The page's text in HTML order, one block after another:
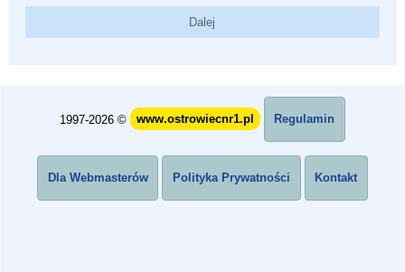
1997-2026 © www.ostrowiecnr1.pl Regulamin
Dla Webmasterów Polityka Prywatności Kontakt